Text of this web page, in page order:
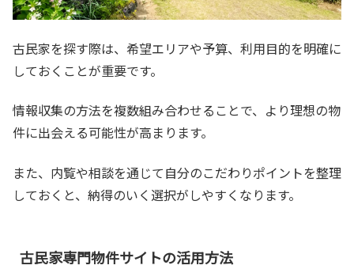
古民家を探す際は、希望エリアや予算、利用目的を明確に
しておくことが重要です。
情報収集の方法を複数組み合わせることで、より理想の物
件に出会える可能性が高まります。
また、内覧や相談を通じて自分のこだわりポイントを整理
しておくと、納得のいく選択がしやすくなります。
古民家専門物件サイトの活用方法